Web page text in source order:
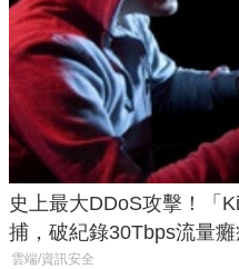
史上最大DDoS攻擊！「
捕，破紀錄30Tbps流量癱
雲端/資訊安全